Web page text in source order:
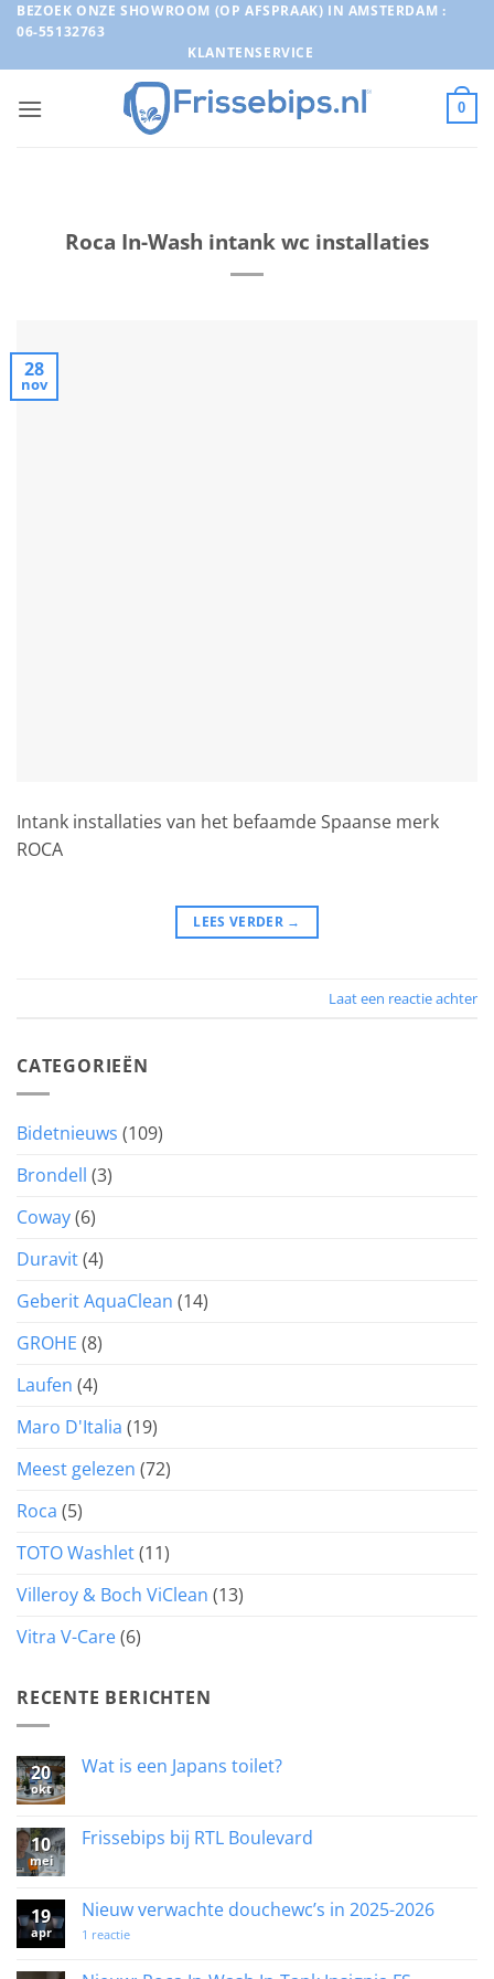
Ga
naar
inhoud
BEZOEK ONZE SHOWROOM (OP AFSPRAAK) IN AMSTERDAM :
06-55132763
KLANTENSERVICE
0
Roca In-Wash intank wc installaties
28
nov
Intank installaties van het befaamde Spaanse merk
ROCA
LEES VERDER →
Laat een reactie achter
CATEGORIEËN
Bidetnieuws (109)
Brondell (3)
Coway(6)
Duravit(4)
Geberit AquaClean (14)
GROHE (8)
Laufen (4)
Maro D'Italia (19)
Meest gelezen (72)
Roca (5)
TOTO Washlet(11)
Villeroy & Boch ViClean (13)
Vitra V-Care(6)
RECENTE BERICHTEN
20
okt
Wat is een Japans toilet?
Wat
is
10
mei
Frissebips bij RTL Boulevard
Frissebips
bij
RTL
19
apr
Nieuw verwachte douchewc’s in 2025-2026
1 reactieop